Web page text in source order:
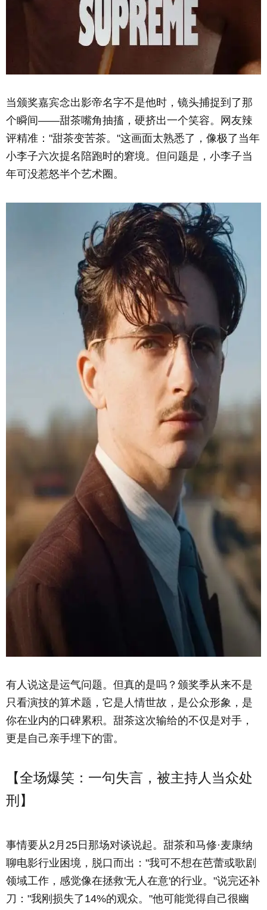
当颁奖嘉宾念出影帝名字不是他时，镜头捕捉到了那
个瞬间——甜茶嘴角抽搐，硬挤出一个笑容。网友辣
评精准："甜茶变苦茶。"这画面太熟悉了，像极了当年
小李子六次提名陪跑时的窘境。但问题是，小李子当
年可没惹怒半个艺术圈。
有人说这是运气问题。但真的是吗？颁奖季从来不是
只看演技的算术题，它是人情世故，是公众形象，是
你在业内的口碑累积。甜茶这次输给的不仅是对手，
更是自己亲手埋下的雷。
【全场爆笑：一句失言，被主持人当众处
刑】
事情要从2月25日那场对谈说起。甜茶和马修·麦康纳
聊电影行业困境，脱口而出："我可不想在芭蕾或歌剧
领域工作，感觉像在拯救'无人在意'的行业。"说完还补
刀："我刚损失了14%的观众。"他可能觉得自己很幽